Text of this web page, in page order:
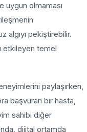
uygun olmaması
algıyı pekiştirebilir.
etkileyen temel
paylaşırken,
başvuran bir hasta,
sahibi diğer
dijital ortamda